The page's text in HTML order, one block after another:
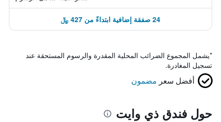
24 صفقة إضافية ابتداءً من 427 ﷼
*يشمل المجموع الضرائب المحلية المقدرة والرسوم المستحقة عند
تسجيل المغادرة.
أفضل سعر مضمون
حول فندق ذي وايت